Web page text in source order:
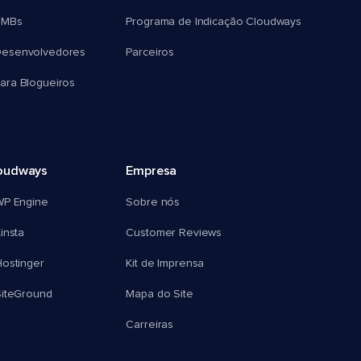
Blogueiros
Programa de Indicação Cloudways
Parceiros
Engine
Empresa
Sobre nós
Customer Reviews
Kit de Imprensa
Mapa do Site
Carreiras